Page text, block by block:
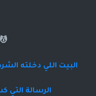
البيت اللي دخلته
الرسالة التي